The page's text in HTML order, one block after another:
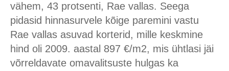
vähem, 43 protsenti, Rae vallas. Seega
pidasid hinnasurvele kõige paremini vastu
Rae vallas asuvad korterid, mille keskmine
hind oli 2009. aastal 897 €/m2, mis ühtlasi jäi
võrreldavate omavalitsuste hulgas ka